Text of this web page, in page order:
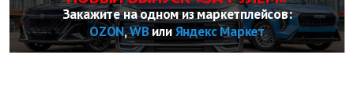
Закажите на одном из маркетплейсов:
OZON,WBилиЯндекс Маркет